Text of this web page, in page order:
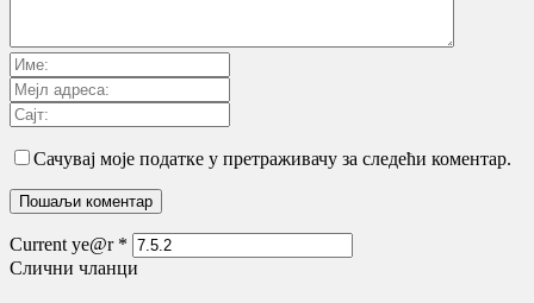
Сачувај моје податке у претраживачу за следећи коментар.
Current ye@r *
Слични чланци